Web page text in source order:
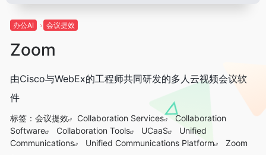
办公AI 会议提效
Zoom
由Cisco与WebEx的工程师共同研发的多人云视频会议软
件
标签： 会议提效 Collaboration Services
Collaboration
Software
Collaboration Tools UCaaS
Unified
Communications
Unified Communications Platform Zoom